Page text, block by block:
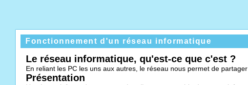
Fonctionnement d'un réseau informatique
Le réseau informatique, qu'est-ce que c'est ?
En reliant les PC les uns aux autres, le réseau nous permet de
Présentation